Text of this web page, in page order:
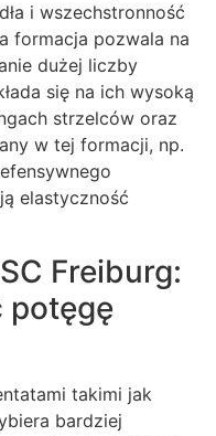
i wszechstronność
formacja pozwala na
dużej liczby
się na ich wysoką
strzelców oraz
w tej formacji, np.
elastyczność
Freiburg:
potęgę
takimi jak
bardziej